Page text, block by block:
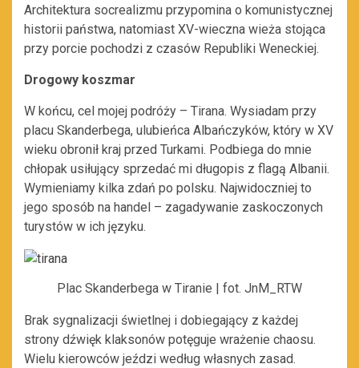
Architektura socrealizmu przypomina o komunistycznej
historii państwa, natomiast XV-wieczna wieża stojąca
przy porcie pochodzi z czasów Republiki Weneckiej.
Drogowy koszmar
W końcu, cel mojej podróży – Tirana. Wysiadam przy
placu Skanderbega, ulubieńca Albańczyków, który w XV
wieku obronił kraj przed Turkami. Podbiega do mnie
chłopak usiłujący sprzedać mi długopis z flagą Albanii.
Wymieniamy kilka zdań po polsku. Najwidoczniej to
jego sposób na handel – zagadywanie zaskoczonych
turystów w ich języku.
Plac Skanderbega w Tiranie | fot. JnM_RTW
Brak sygnalizacji świetlnej i dobiegający z każdej
strony dźwięk klaksonów potęguje wrażenie chaosu.
Wielu kierowców jeździ według własnych zasad.